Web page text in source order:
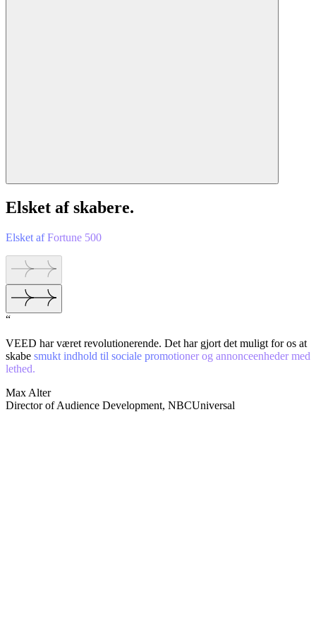
Elsket af skabere.
Elsket af Fortune 500
“
VEED har været revolutionerende. Det har gjort det muligt for os at
skabe smukt indhold til sociale promotioner og annonceenheder med
lethed.
Max Alter
Director of Audience Development, NBCUniversal